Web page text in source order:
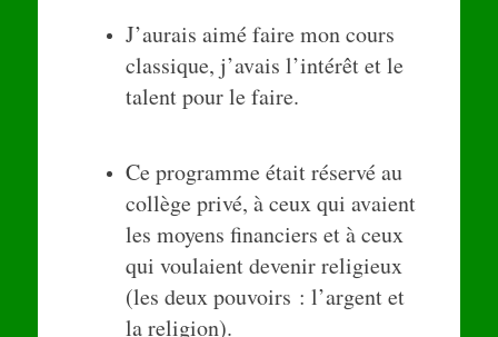
J’aurais aimé faire mon cours
classique, j’avais l’intérêt et le
talent pour le faire.
Ce programme était réservé au
collège privé, à ceux qui avaient
les moyens financiers et à ceux
qui voulaient devenir religieux
(les deux pouvoirs : l’argent et
la religion).